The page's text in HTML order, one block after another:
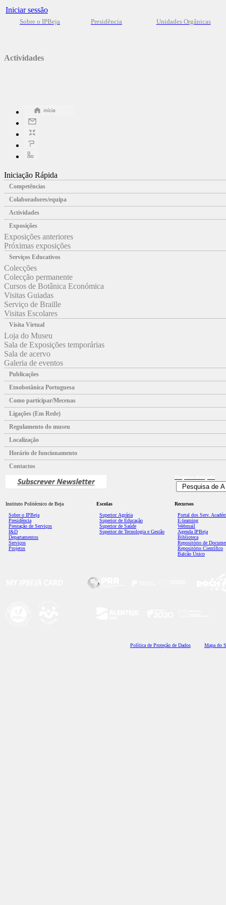
Iniciar sessão
Sobre o IPBeja Presidência Unidades Orgânicas
Actividades
Iniciação Rápida
Competências
Colaboradores/equipa
Actividades
Exposições
Exposições anteriores
Próximas exposições
Serviços Educativos
Colecções
Colecção permanente
Cursos de Botânica Económica
Visitas Guiadas
Serviço de Braille
Visitas Escolares
Visita Virtual
Loja do Museu
Sala de Exposições temporárias
Sala de acervo
Galeria de eventos
Publicações
Etnobotânica Portuguesa
Como participar/Mecenas
Ligações (Em Rede)
Regulamento do museu
Localização
Horário de funcionamento
Contactos
Instituto Politécnico de Beja
Sobre o IPBeja
Presidência
Prestação de Serviços
I&D
Departamentos
Serviços
Projetos
Escolas
Superior Agrária
Superior de Educação
Superior de Saúde
Superior de Tecnologia e Gestão
Recursos
Portal dos Serv.
E-learning
Webmail
Agenda IPBeja
Biblioteca
Repositório de
Repositório Científico
Balcão Único
Política de Proteção de Dados Mapa do